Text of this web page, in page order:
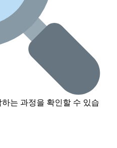
는 과정을 확인할 수 있습